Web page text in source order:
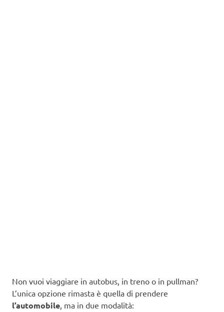
Non vuoi viaggiare in autobus, in treno o in pullman?
L’unica opzione rimasta è quella di prendere
l’automobile, ma in due modalità: